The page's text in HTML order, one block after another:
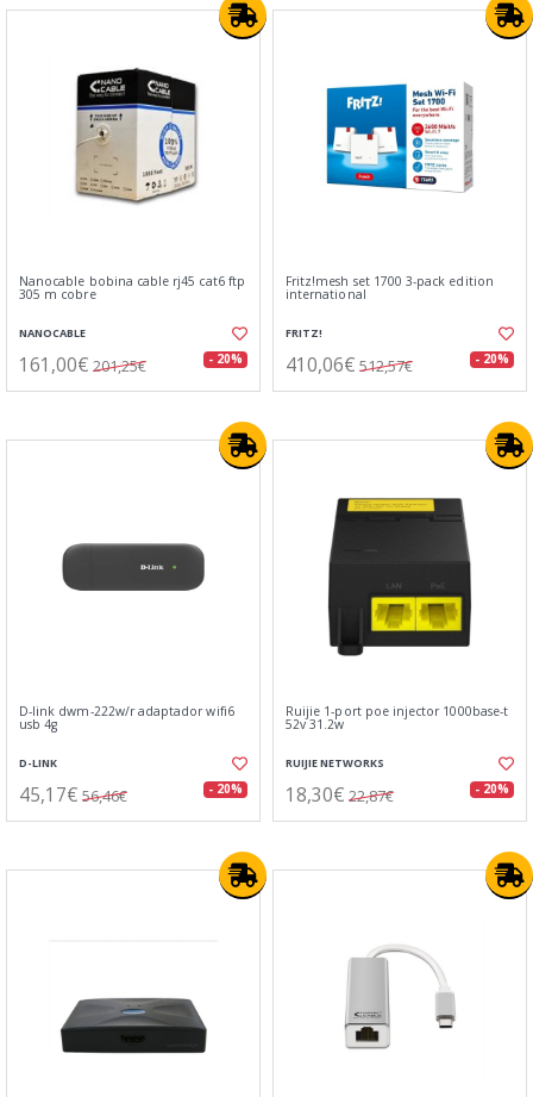
Nanocable bobina cable rj45 cat6 ftp
305 m cobre
NANOCABLE
161,00€ 201,25€ - 20%
Fritz!mesh set 1700 3-pack edition
international
FRITZ!
410,06€ 512,57€ - 20%
D-link dwm-222w/r adaptador wifi6
usb 4g
D-LINK
45,17€ 56,46€ - 20%
Ruijie 1-port poe injector 1000base-t
52v 31.2w
RUIJIE NETWORKS
18,30€ 22,87€ - 20%